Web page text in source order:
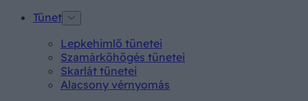
Tünet
Lepkehimlő tünetei
Szamárköhögés tünetei
Skarlát tünetei
Alacsony vérnyomás